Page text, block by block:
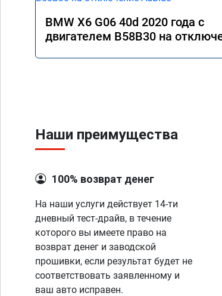
BMW X6 G06 40d 2020 года с
двигателем B58B30 на
Наши преимущества
100% возврат денег
На наши услуги действует 14-ти
дневный тест-драйв, в течение
которого вы имеете право на
возврат денег и заводской
прошивки, если результат будет не
соответствовать заявленному и
ваш авто исправен.